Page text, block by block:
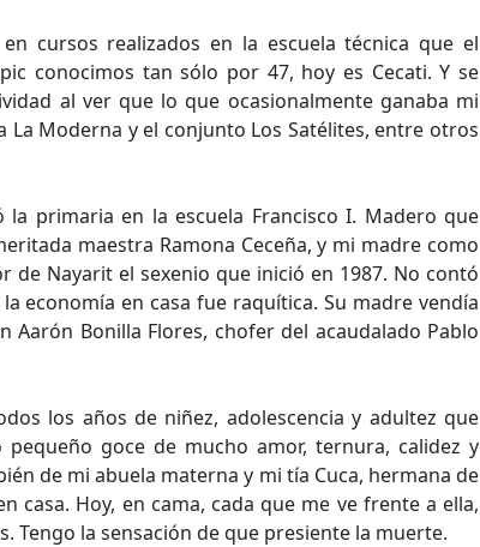
cursos realizados en la escuela técnica que el
conocimos tan sólo por 47, hoy es Cecati. Y se
al ver que lo que ocasionalmente ganaba mi
Moderna y el conjunto Los Satélites, entre otros
primaria en la escuela Francisco I. Madero que
maestra Ramona Ceceña, y mi madre como
de Nayarit el sexenio que inició en 1987. No contó
economía en casa fue raquítica. Su madre vendía
Bonilla Flores, chofer del acaudalado Pablo
los años de niñez, adolescencia y adultez que
goce de mucho amor, ternura, calidez y
de mi abuela materna y mi tía Cuca, hermana de
casa. Hoy, en cama, cada que me ve frente a ella,
Tengo la sensación de que presiente la muerte.